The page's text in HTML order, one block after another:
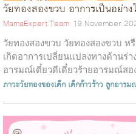
วัยทองสองขวบ อาการเป็นอย่าง
MamaExpert Team 19 November
วัยทองสองขวบ วัยทองสองขวบ หรื
เกิดอาการเปลี่ยนแปลงทางด้านร่
อารมณ์เดี๋ยวดีเดี๋ยวร้ายอารมณ์ส
ภาวะวัยทองของเด็ก เด็กก้าวร้าว ลูกอารม